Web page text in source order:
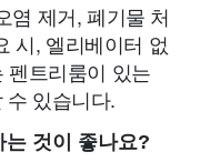
염 제거, 폐기물 처
시, 엘리베이터 없
펜트리룸이 있는
있습니다.
는 것이 좋나요?